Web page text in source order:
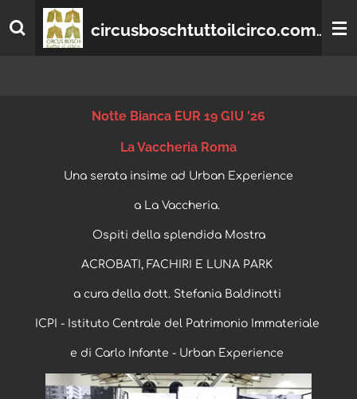
al
circusboschtuttoilcirco.com
Notte Bianca EUR 19 GIU '26
La Vaccheria Roma
Una serata insime ad Urban Experience
a La Vaccheria.
Ospiti della splendida Mostra
ACROBATI, FACHIRI E LUNA PARK
a cura della dott. Stefania Baldinotti
ICPI - Istituto Centrale del Patrimonio Immateriale
e di Carlo Infante - Urban Experience